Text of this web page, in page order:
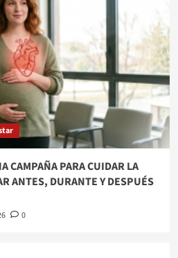
CAMPAÑA PARA CUIDAR LA
ANTES, DURANTE Y DESPUÉS
0